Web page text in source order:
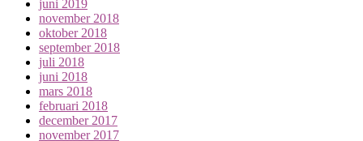
juni 2019
november 2018
oktober 2018
september 2018
juli 2018
juni 2018
mars 2018
februari 2018
december 2017
november 2017